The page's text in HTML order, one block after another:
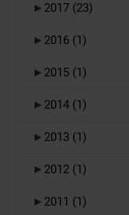
► 2017 (23)
► 2016 (1)
► 2015 (1)
► 2014 (1)
► 2013 (1)
► 2012 (1)
► 2011 (1)